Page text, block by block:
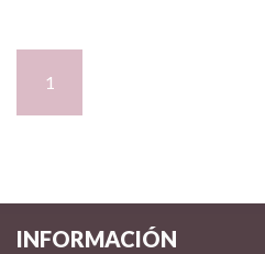
1
INFORMACIÓN